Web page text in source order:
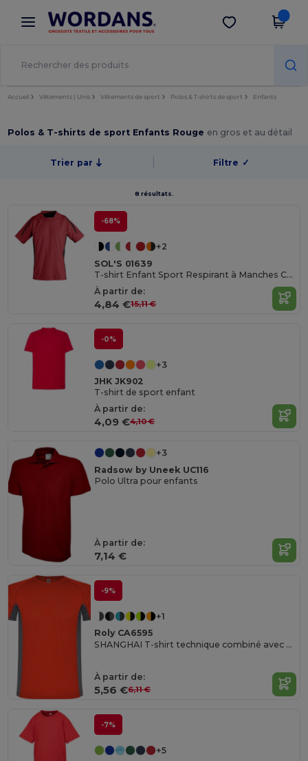
× Appli Wordans
Meilleurs prix sur l’app !
Obtenir l'appli
Accueil Vêtements | Unis Vêtements de sport Polos & T-shirts de sport Enfants
Polos & T-shirts de sport Enfants Rouge en gros et au détail
Trier par Filtre ✓
8 résultats.
-68%
+2
SOL'S 01639
T-shirt Enfant Sport Respirant à Manches Courtes
À partir de:
4,84 €15,11 €
-0%
+3
JHK JK902
T-shirt de sport enfant
À partir de:
4,09 €4,10 €
+3
Radsow by Uneek UC116
Polo Ultra pour enfants
À partir de:
7,14 €
-9%
+1
Roly CA6595
SHANGHAI T-shirt technique combiné avec deux tissus en polyester
À partir de:
5,56 €6,11 €
-7%
+5